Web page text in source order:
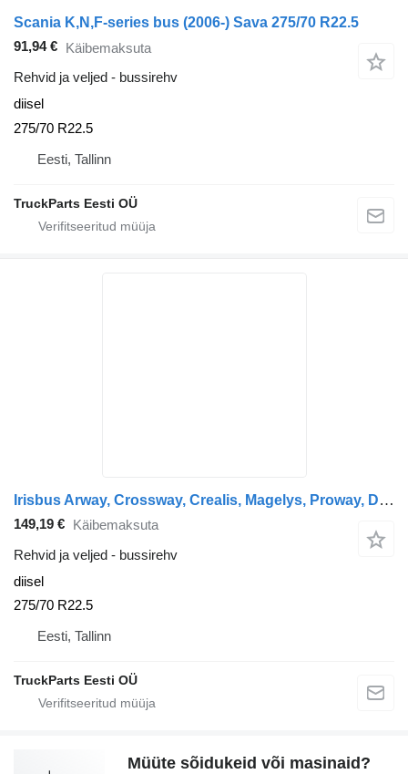
Scania K,N,F-series bus (2006-) Sava 275/70 R22.5
91,94 € Käibemaksuta
Rehvid ja veljed - bussirehv
diisel
275/70 R22.5
Eesti, Tallinn
TruckParts Eesti OÜ
Irisbus Arway, Crossway, Crealis, Magelys, Proway, Daily Tourys (2006-) Sava 275/70 R22.5
149,19 € Käibemaksuta
Rehvid ja veljed - bussirehv
diisel
275/70 R22.5
Eesti, Tallinn
TruckParts Eesti OÜ
Müüte sõidukeid või masinaid?